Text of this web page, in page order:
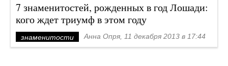
7 знаменитостей, рожденных в год Лошади:
кого ждет триумф в этом году
знаменитости Анна Опря, 11 декабря 2013 в 17:44